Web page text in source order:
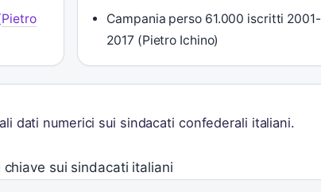
Pietro
Campania perso 61.000 iscritti 2001-
2017 (Pietro Ichino)
dati numerici sui sindacati confederali italiani.
chiave sui sindacati italiani